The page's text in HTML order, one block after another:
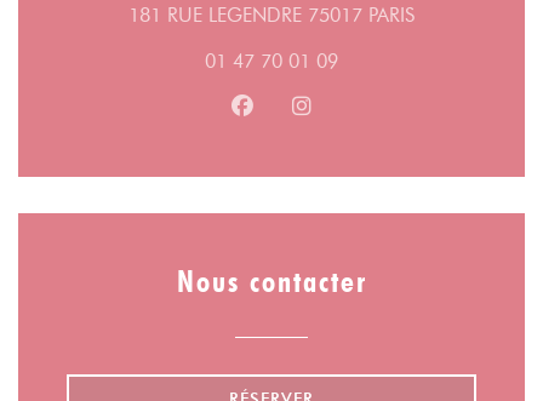
181 RUE LEGENDRE 75017 PARIS((ouvre une
01 47 70 01 09
Facebook ((ouvre une nouvelle
Instagram ((ouvre une
Nous contacter